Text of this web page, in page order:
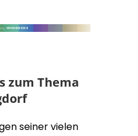
zum Thema
seiner vielen